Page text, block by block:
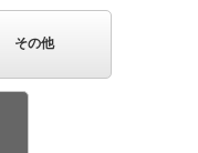
色） 小型シーリン
形1灯器具相当
その他